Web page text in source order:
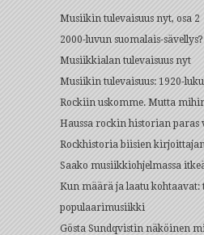
Musiikin tulevaisuus nyt, osa 2
2000-luvun suomalais-sävellys?
Musiikkialan tulevaisuus nyt
Musiikin tulevaisuus: 1920-
Rockiin uskomme. Mutta
Haussa rockin historian paras
Rockhistoria biisien
Saako musiikkiohjelmassa
Kun määrä ja laatu kohtaavat:
populaarimusiikki
Gösta Sundqvistin näköinen